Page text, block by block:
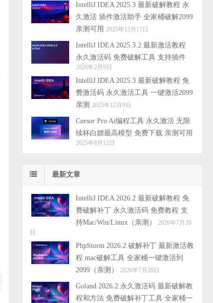
IntelliJ IDEA 2025.3 最新破解教程 永
久激活 插件激活助手 全家桶破解2099
亲测可用 2025年12月17日
IntelliJ IDEA 2025.3.2 最新激活教程
永久激活码 免费破解工具 支持插件
2026年2月9日
IntelliJ IDEA 2025.3 最新破解教程 免
费激活码 永久激活工具 一键激活2099
亲测 2025年12月9日
Cursor Pro Ai编程工具 永久激活 无限
续杯白嫖最高模型 免费下载 亲测可用
2025年8月12日
最新文章
IntelliJ IDEA 2026.2 最新破解教程 免
费破解补丁 永久激活码 免费教程 支
持Mac/Win/Linux（亲测）
2026年7月20
日
PhpStorm 2026.2 破解补丁 最新激活教
程 mac破解工具 全家桶一键激活到
2099（亲测）
2026年7月20日
Goland 2026.2 永久激活码 最新破解教
程和方法 免费破解补丁工具 全家桶一